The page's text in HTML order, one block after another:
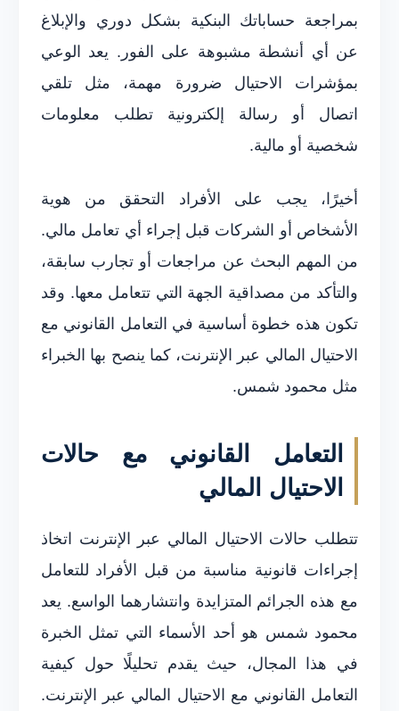
بمراجعة حساباتك البنكية بشكل دوري والإبلاغ
عن أي أنشطة مشبوهة على الفور. يعد الوعي
بمؤشرات الاحتيال ضرورة مهمة، مثل تلقي
اتصال أو رسالة إلكترونية تطلب معلومات
شخصية أو مالية.
أخيرًا، يجب على الأفراد التحقق من هوية
الأشخاص أو الشركات قبل إجراء أي تعامل مالي.
من المهم البحث عن مراجعات أو تجارب سابقة،
والتأكد من مصداقية الجهة التي تتعامل معها. وقد
تكون هذه خطوة أساسية في التعامل القانوني مع
الاحتيال المالي عبر الإنترنت، كما ينصح بها الخبراء
مثل محمود شمس.
التعامل القانوني مع حالات
الاحتيال المالي
تتطلب حالات الاحتيال المالي عبر الإنترنت اتخاذ
إجراءات قانونية مناسبة من قبل الأفراد للتعامل
مع هذه الجرائم المتزايدة وانتشارهما الواسع. يعد
محمود شمس هو أحد الأسماء التي تمثل الخبرة
في هذا المجال، حيث يقدم تحليلًا حول كيفية
التعامل القانوني مع الاحتيال المالي عبر الإنترنت.